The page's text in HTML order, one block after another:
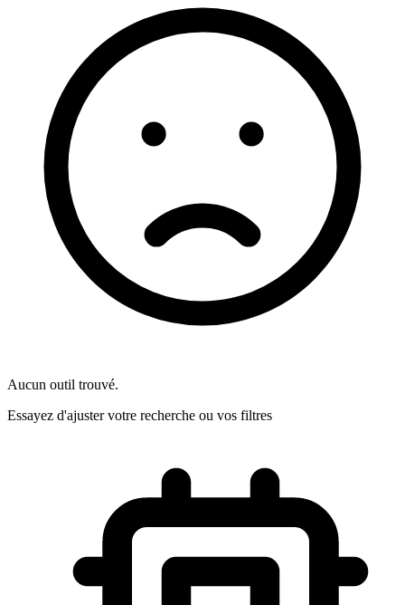
Aucun outil trouvé.
Essayez d'ajuster votre recherche ou vos filtres